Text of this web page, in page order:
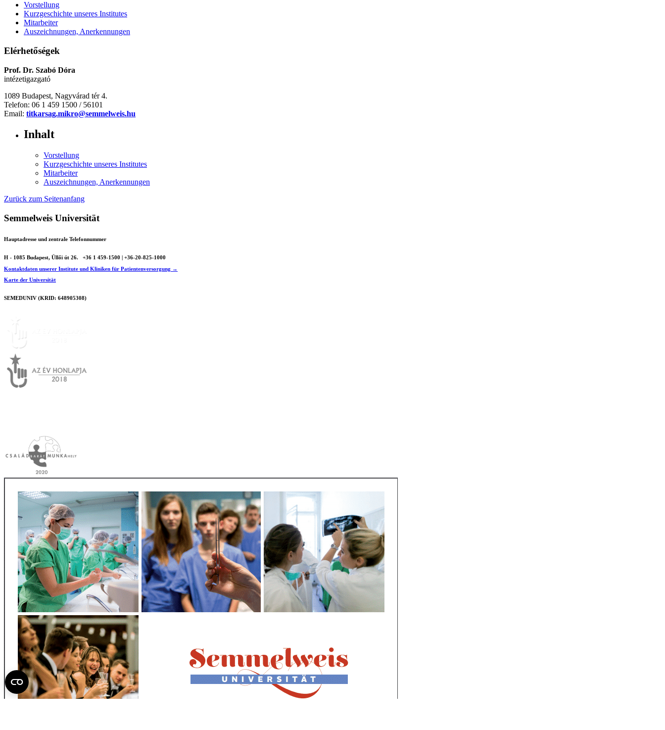
Vorstellung
Kurzgeschichte unseres Institutes
Mitarbeiter
Auszeichnungen, Anerkennungen
Elérhetőségek
Prof. Dr. Szabó Dóra
intézetigazgató
1089 Budapest, Nagyvárad tér 4.
Telefon: 06 1 459 1500 / 56101
Email: titkarsag.mikro@semmelweis.hu
Inhalt
Vorstellung
Kurzgeschichte unseres Institutes
Mitarbeiter
Auszeichnungen, Anerkennungen
Zurück zum Seitenanfang
Semmelweis Universität
Hauptadresse und zentrale Telefonnummer
H - 1085 Budapest, Üllői út 26.
+36 1 459-1500 | +36-20-825-1000
Kontaktdaten unserer Institute und Kliniken für Patientenversorgung →
Karte der Universität
SEMEDUNIV (KRID: 648905308)